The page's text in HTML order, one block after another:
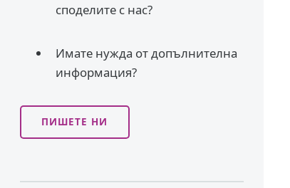
споделите с нас?
Имате нужда от допълнителна
информация?
ПИШЕТЕ НИ